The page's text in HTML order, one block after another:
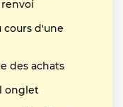
cours d'une
des achats
onglet